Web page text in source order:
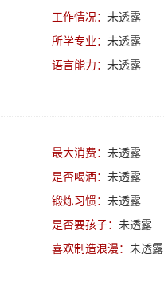
工作情况： 未透露
所学专业： 未透露
语言能力： 未透露
最大消费： 未透露
是否喝酒： 未透露
锻炼习惯： 未透露
是否要孩子： 未透露
喜欢制造浪漫： 未透露